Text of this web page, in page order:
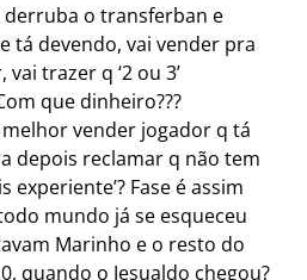
derruba o transferban e
tá devendo, vai vender pra
trazer q ‘2 ou 3’
que dinheiro???
melhor vender jogador q tá
depois reclamar q não tem
experiente’? Fase é assim
mundo já se esqueceu
Marinho e o resto do
quando o Jesualdo chegou?